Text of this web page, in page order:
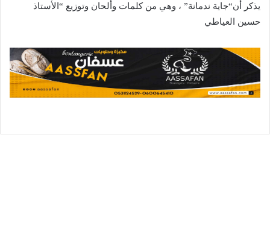
يذكر أن“جاية ندمانة” ، وهي من كلمات وألحان وتوزيع “الأستاذ
حسين العياطي